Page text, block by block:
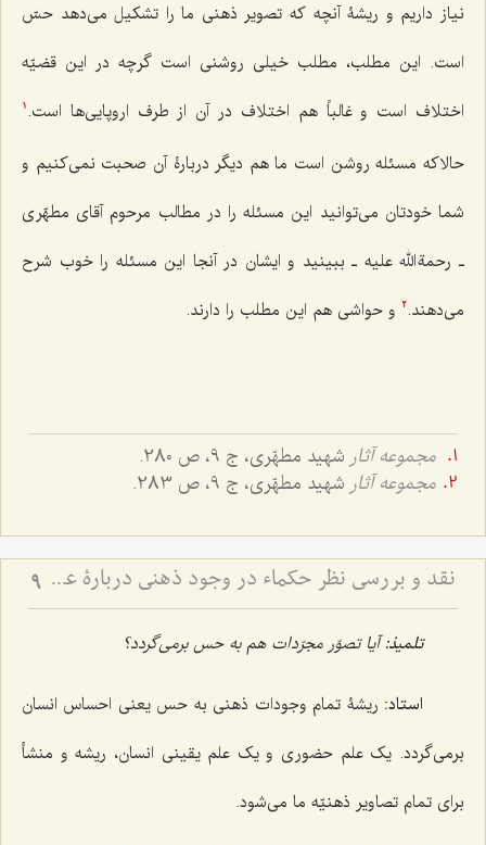
نیاز داریم و ریشۀ آنچه که تصویر ذهنی ما را تشکیل می‌دهد حسّ
است. این مطلب، مطلب خیلی روشنی است گرچه در این قضیّه
اختلاف است و غالباً هم اختلاف در آن از طرف اروپایی‌ها است. 1
حالاکه مسئله روشن است ما هم دیگر دربارۀ آن صحبت نمی‌کنیم و
شما خودتان می‌توانید این مسئله را در مطالب مرحوم آقای مطهّری
ـ رحمة الله علیه ـ ببینید و ایشان در آنجا این مسئله را خوب شرح
می‌دهند.2 و حواشی هم این مطلب را دارند.
مجموعه آثار شهید مطهّری، ج 9، ص 280.
مجموعه آثار شهید مطهّری، ج 9، ص 283.
نقد و بررسی نظر حکماء در وجود ذهنی دربارۀ عینیّت ماهیّات ذهنی و خارجی - نظر حکما مبنی بر عینیت ماهیات ذهنی و خارجی با اشکالات اساسی روبرو است 9
تلمیذ:آیا تصوّر مجرّدات هم به حس برمی‌گردد؟
استاد: ریشۀ تمام وجودات ذهنی به حس یعنی احساس انسان
برمی‌گردد. یک علم حضوری و یک علم یقینی انسان، ریشه و منشأ
برای تمام تصاویر ذهنیّه ما می‌شود.